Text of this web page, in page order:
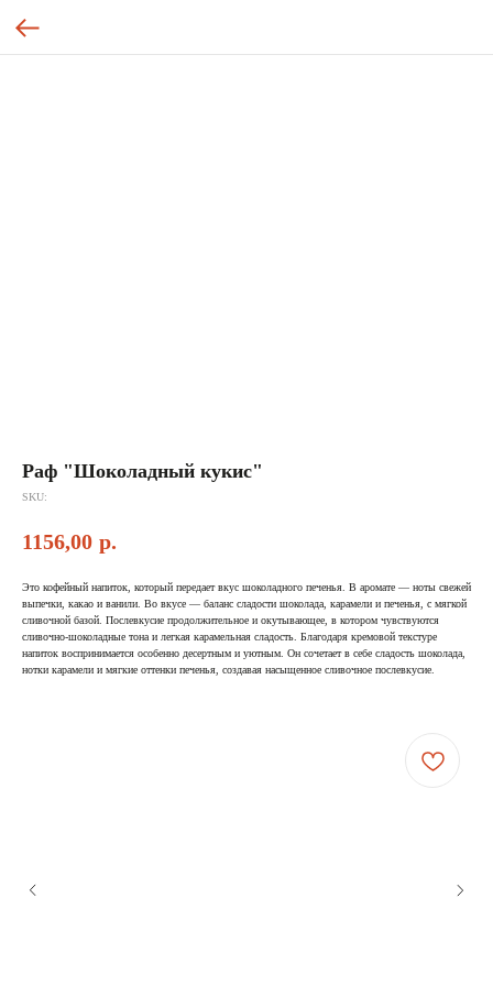
Раф "Шоколадный кукис"
SKU:
1156,00 р.
Это кофейный напиток, который передает вкус шоколадного печенья. В аромате — ноты свежей
выпечки, какао и ванили. Во вкусе — баланс сладости шоколада, карамели и печенья, с мягкой
сливочной базой. Послевкусие продолжительное и окутывающее, в котором чувствуются
сливочно-шоколадные тона и легкая карамельная сладость. Благодаря кремовой текстуре
напиток воспринимается особенно десертным и уютным. Он сочетает в себе сладость шоколада,
нотки карамели и мягкие оттенки печенья, создавая насыщенное сливочное послевкусие.